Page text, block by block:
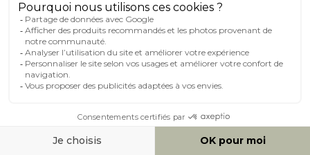
FRANCE
© 2007-2026 Miliboo
Tous droits réservés